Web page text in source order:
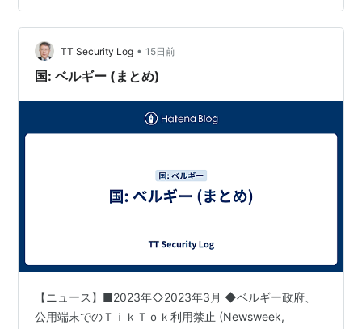
執着を強いる」といったことの恐ろしさを、観る者に突
き付ける作…
TT Security Log • 15日前
国: ベルギー (まとめ)
【ニュース】■2023年◇2023年3月 ◆ベルギー政府、
公用端末でのＴｉｋＴｏｋ利用禁止 (Newsweek,